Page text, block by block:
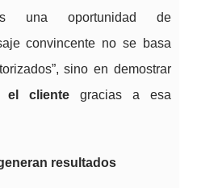
una oportunidad de
convincente no se basa
sino en demostrar
el clientegracias a esa
resultados